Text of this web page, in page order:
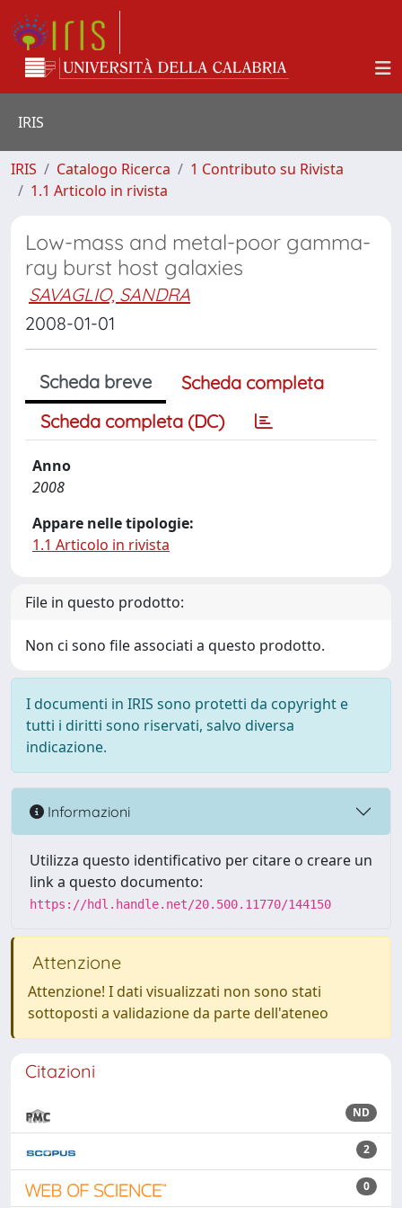
IRIS
IRIS Catalogo Ricerca
1 Contributo su Rivista
1.1 Articolo in rivista
Low-mass and metal-poor gamma-
ray burst host galaxies
SAVAGLIO, SANDRA
2008-01-01
Scheda breve
Scheda completa
Scheda completa (DC)
Anno
2008
Appare nelle tipologie:
1.1 Articolo in rivista
File in questo prodotto:
Non ci sono file associati a questo prodotto.
I documenti in IRIS sono protetti da copyright e
tutti i diritti sono riservati, salvo diversa
indicazione.
Informazioni
Utilizza questo identificativo per citare o creare un
link a questo documento:
https://hdl.handle.net/20.500.11770/144150
Attenzione
Attenzione! I dati visualizzati non sono stati
sottoposti a validazione da parte dell'ateneo
Citazioni
ND
2
0